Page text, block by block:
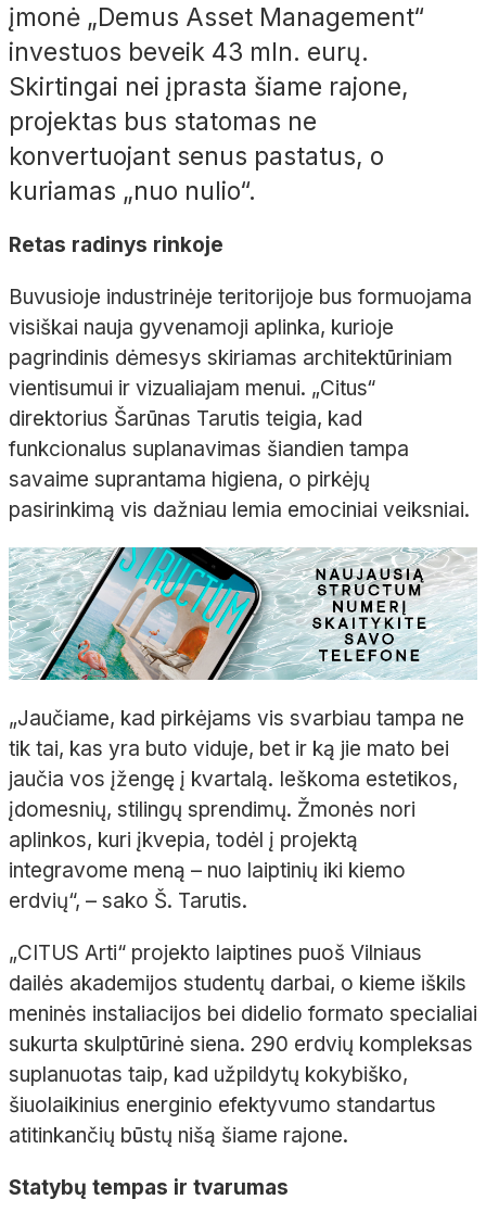
įmonė „Demus Asset Management“
investuos beveik 43 mln. eurų.
Skirtingai nei įprasta šiame rajone,
projektas bus statomas ne
konvertuojant senus pastatus, o
kuriamas „nuo nulio“.
Retas radinys rinkoje
Buvusioje industrinėje teritorijoje bus formuojama
visiškai nauja gyvenamoji aplinka, kurioje
pagrindinis dėmesys skiriamas architektūriniam
vientisumui ir vizualiajam menui. „Citus“
direktorius Šarūnas Tarutis teigia, kad
funkcionalus suplanavimas šiandien tampa
savaime suprantama higiena, o pirkėjų
pasirinkimą vis dažniau lemia emociniai veiksniai.
„Jaučiame, kad pirkėjams vis svarbiau tampa ne
tik tai, kas yra buto viduje, bet ir ką jie mato bei
jaučia vos įžengę į kvartalą. Ieškoma estetikos,
įdomesnių, stilingų sprendimų. Žmonės nori
aplinkos, kuri įkvepia, todėl į projektą
integravome meną – nuo laiptinių iki kiemo
erdvių“, – sako Š. Tarutis.
„CITUS Arti“ projekto laiptines puoš Vilniaus
dailės akademijos studentų darbai, o kieme iškils
meninės instaliacijos bei didelio formato specialiai
sukurta skulptūrinė siena. 290 erdvių kompleksas
suplanuotas taip, kad užpildytų kokybiško,
šiuolaikinius energinio efektyvumo standartus
atitinkančių būstų nišą šiame rajone.
Statybų tempas ir tvarumas